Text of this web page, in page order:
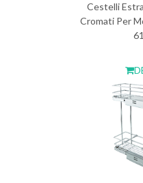
Cestelli
Cromati Per